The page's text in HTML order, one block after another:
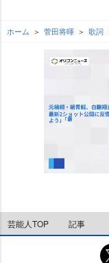
ホーム 菅田将暉 歌詞
芸能人TOP 記事